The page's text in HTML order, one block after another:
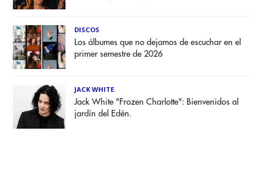
DISCOS
Los álbumes que no dejamos de escuchar en el
primer semestre de 2026
JACK WHITE
Jack White "Frozen Charlotte": Bienvenidos al
jardín del Edén.